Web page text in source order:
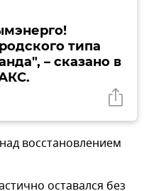
типа
– сказано в
восстановлением
оставался без